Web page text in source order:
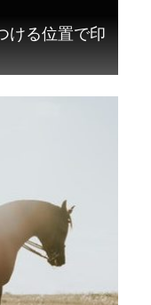
ける位置で印